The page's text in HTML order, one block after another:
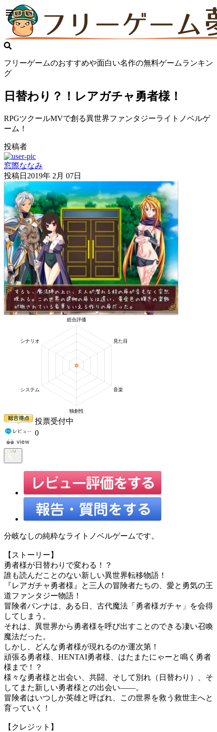
フリーゲームのおすすめや面白い名作の無料ゲームランキン
グ
日替わり？！レアガチャ勇者様！
RPGツクールMVで創る異世界ファンタジーライトノベルゲ
ーム！
投稿者
窓際ななみ
投稿日 2019年 2月 07日
投票受付中
0
分岐なしの純粋なライトノベルゲームです。
【ストーリー】
勇者様が日替わりで変わる！？
誰も読んだことのない新しい異世界転移物語！
『レアガチャ勇者様』と三人の冒険者たちの、愛と勇気の王
道ファンタジー物語！
冒険者パンナは、ある日、古代魔法「勇者様ガチャ」を会得
してしまう。
それは、異世界から勇者様を呼び出すことのできる凄い召喚
魔法だった。
しかし、どんな勇者様が現れるのか運次第！
頑張る勇者様、HENTAI勇者様、はたまたにゃーと鳴く勇者
様まで！？
様々な勇者様と出会い、共闘、そして別れ（日替わり）、そ
してまた新しい勇者様との出会い――。
冒険者はいつしか英雄と呼ばれ、この世界を救う救世主へと
育っていく！
【クレジット】